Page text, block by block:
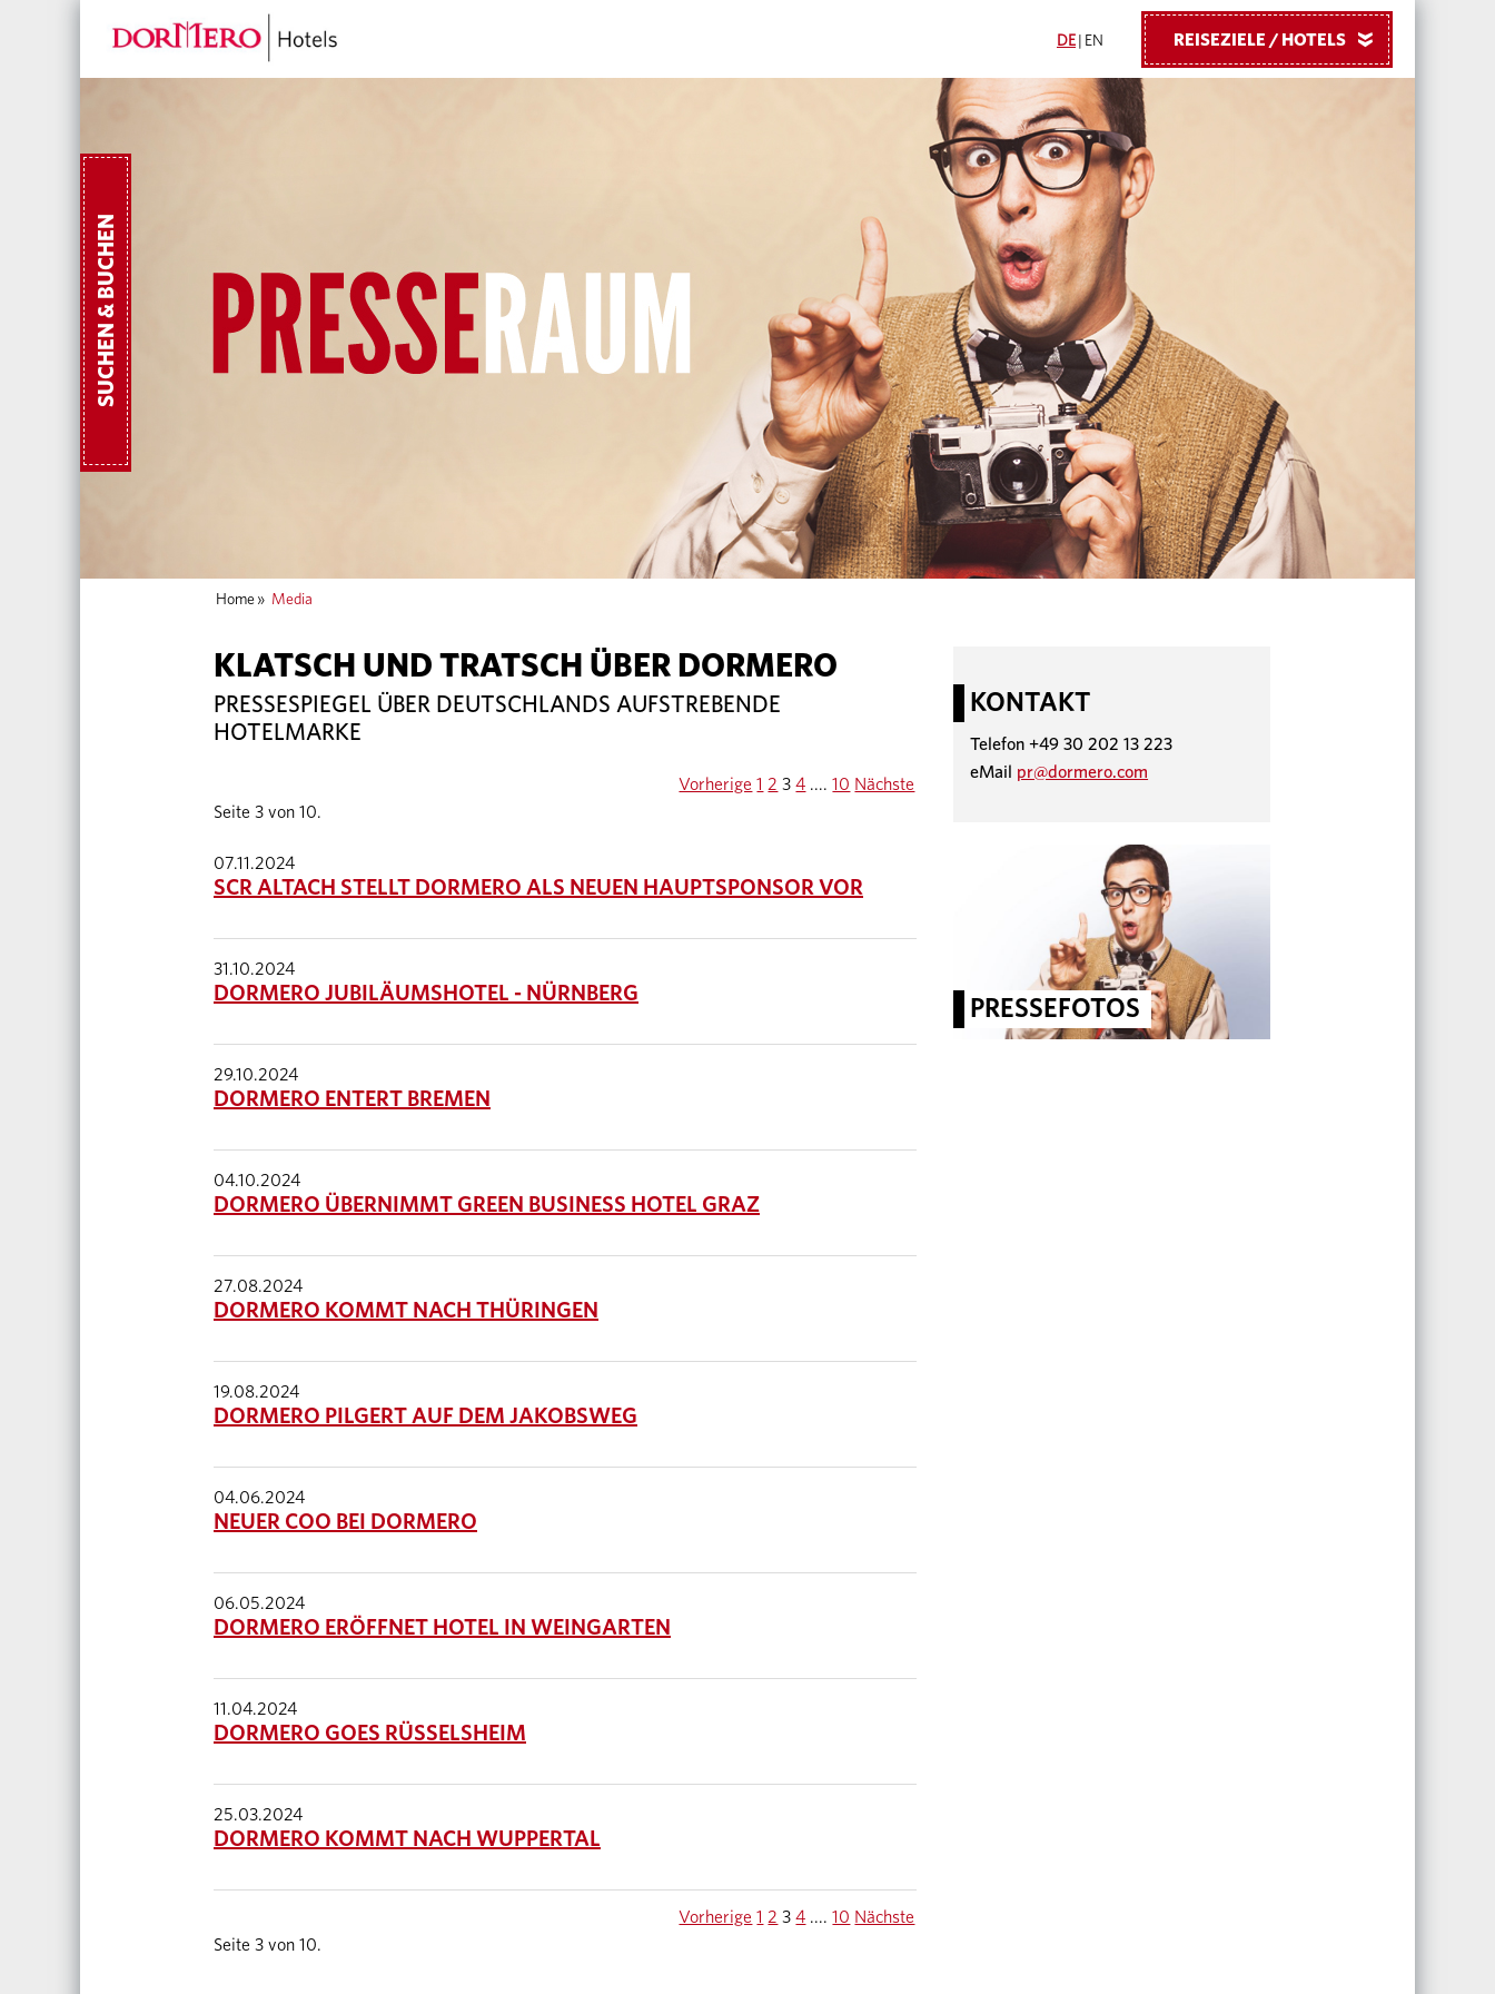
DE EN REISEZIELE / HOTELS »
SUCHEN & BUCHEN
Home » Media
KLATSCH UND TRATSCH ÜBER DORMERO
PRESSESPIEGEL ÜBER DEUTSCHLANDS AUFSTREBENDE
HOTELMARKE
Seite 3 von 10.
Vorherige 1 2 3 4 .... 10 Nächste
07.11.2024
SCR ALTACH STELLT DORMERO ALS NEUEN HAUPTSPONSOR VOR
31.10.2024
DORMERO JUBILÄUMSHOTEL - NÜRNBERG
29.10.2024
DORMERO ENTERT BREMEN
04.10.2024
DORMERO ÜBERNIMMT GREEN BUSINESS HOTEL GRAZ
27.08.2024
DORMERO KOMMT NACH THÜRINGEN
19.08.2024
DORMERO PILGERT AUF DEM JAKOBSWEG
04.06.2024
NEUER COO BEI DORMERO
06.05.2024
DORMERO ERÖFFNET HOTEL IN WEINGARTEN
11.04.2024
DORMERO GOES RÜSSELSHEIM
25.03.2024
DORMERO KOMMT NACH WUPPERTAL
Seite 3 von 10.
Vorherige 1 2 3 4 .... 10 Nächste
KONTAKT
Telefon +49 30 202 13 223
eMail pr@dormero.com
PRESSEFOTOS